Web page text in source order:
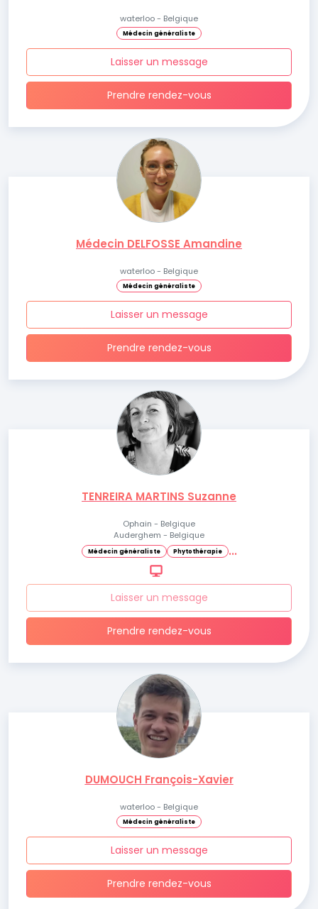
waterloo - Belgique
Médecin généraliste
Laisser un message
Prendre rendez-vous
Médecin DELFOSSE Amandine
waterloo - Belgique
Médecin généraliste
Laisser un message
Prendre rendez-vous
TENREIRA MARTINS Suzanne
Ophain - Belgique
Auderghem - Belgique
Médecin généraliste Phytothérapie ...
Laisser un message
Prendre rendez-vous
DUMOUCH François-Xavier
waterloo - Belgique
Médecin généraliste
Laisser un message
Prendre rendez-vous